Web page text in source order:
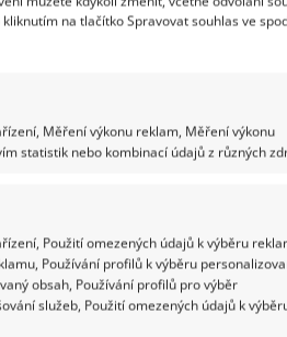
na tlačítko Spravovat souhlas ve
Měření výkonu reklam, Měření výkonu
statistik nebo kombinací údajů z různých
Použití omezených údajů k výběru
Používání profilů k výběru
obsah, Používání profilů pro výběr
služeb, Použití omezených údajů k